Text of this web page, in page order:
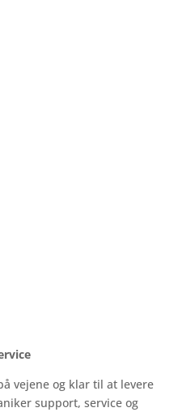
vejene og klar til at levere
support, service og